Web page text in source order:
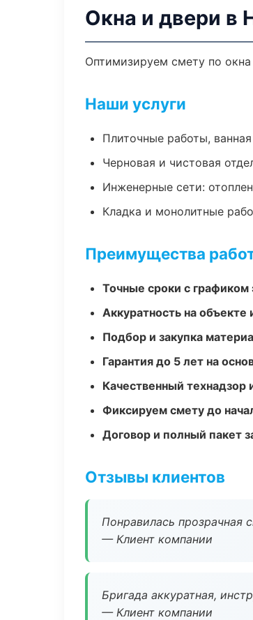
Окна и двери в
Оптимизируем смету по
Наши услуги
Плиточные работы,
Черновая и чистовая
Инженерные сети:
Кладка и монолитные
Преимущества
Точные сроки с графиком
Аккуратность на объекте
Подбор и закупка
Гарантия до 5 лет на
Качественный
Фиксируем смету до
Договор и полный пакет
Отзывы клиентов
Понравилась прозрачная
— Клиент компании
Бригада аккуратная,
— Клиент компании